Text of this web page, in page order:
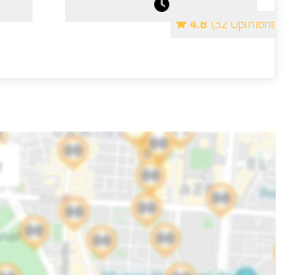
4.8 (32 Opinions)